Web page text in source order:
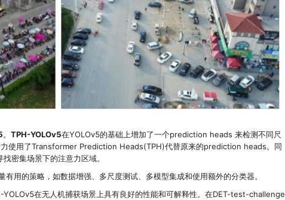
。 TPH-YOLOv5在YOLOv5的基础上增加了一个prediction heads 来检测不同尺
使用了Transformer Prediction Heads(TPH)代替原来的prediction heads。同
密集场景下的注意力区域。
有用的策略，如数据增强、多尺度测试、多模型集成和使用额外的分类器。
在无人机捕获场景上具有良好的性能和可解释性。在DET-test-challenge